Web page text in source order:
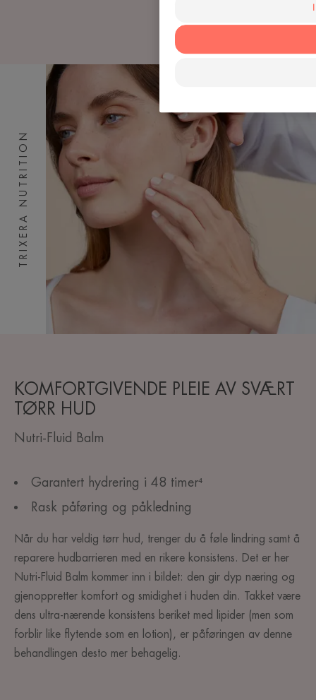
TRIXERA NUTRITION
KOMFORTGIVENDE PLEIE AV SVÆRT
TØRR HUD
Nutri-Fluid Balm
Garantert hydrering i 48 timer⁴
Rask påføring og påkledning
Når du har veldig tørr hud, trenger du å føle lindring samt å
reparere hudbarrieren med en rikere konsistens. Det er her
Nutri-Fluid Balm kommer inn i bildet: den gir dyp næring og
gjenoppretter komfort og smidighet i huden din. Takket være
dens ultra-nærende konsistens beriket med lipider (men som
forblir like flytende som en lotion), er påføringen av denne
behandlingen desto mer behagelig.